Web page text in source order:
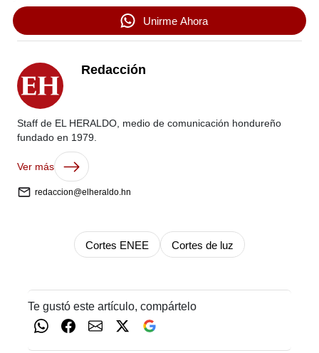
Unirme Ahora
Redacción
Staff de EL HERALDO, medio de comunicación hondureño
fundado en 1979.
Ver más
redaccion@elheraldo.hn
Cortes ENEE Cortes de luz
Te gustó este artículo, compártelo